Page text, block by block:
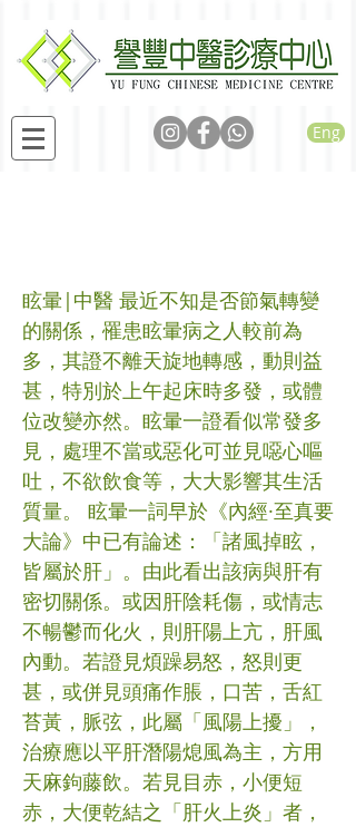
Eng
眩暈|中醫 最近不知是否節氣轉變
的關係，罹患眩暈病之人較前為
多，其證不離天旋地轉感，動則益
甚，特別於上午起床時多發，或體
位改變亦然。眩暈一證看似常發多
見，處理不當或惡化可並見噁心嘔
吐，不欲飲食等，大大影響其生活
質量。 眩暈一詞早於《內經·至真要
大論》中已有論述：「諸風掉眩，
皆屬於肝」。由此看出該病與肝有
密切關係。或因肝陰耗傷，或情志
不暢鬱而化火，則肝陽上亢，肝風
內動。若證見煩躁易怒，怒則更
甚，或併見頭痛作脹，口苦，舌紅
苔黃，脈弦，此屬「風陽上擾」，
治療應以平肝潛陽熄風為主，方用
天麻鉤藤飲。若見目赤，小便短
赤，大便乾結之「肝火上炎」者，